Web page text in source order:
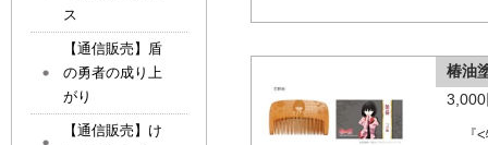
椿油
『
ス
【通信販売】盾
の勇者の成り上
がり
【通信販売】け